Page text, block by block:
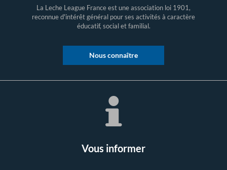
La Leche League France est une association loi 1901,
reconnue d'intérêt général pour ses activités à caractère
éducatif, social et familial.
Nous connaître
Vous informer